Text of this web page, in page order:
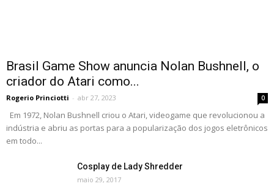
Brasil Game Show anuncia Nolan Bushnell, o
criador do Atari como...
Rogerio Princiotti - abr 27, 2023 0
Em 1972, Nolan Bushnell criou o Atari, videogame que revolucionou a
indústria e abriu as portas para a popularização dos jogos eletrônicos
em todo...
Cosplay de Lady Shredder
maio 29, 2017